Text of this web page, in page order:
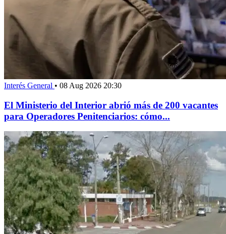
Interés General • 08 Aug 2026 20:30
El Ministerio del Interior abrió más de 200 vacantes
para Operadores Penitenciarios: cómo...